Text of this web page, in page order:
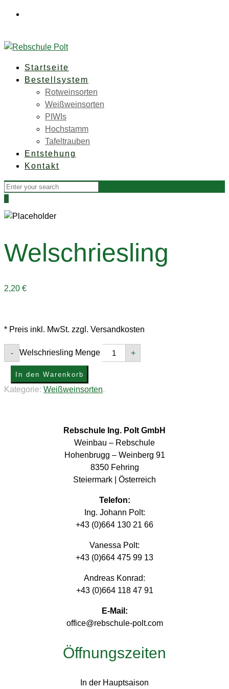
Startseite
Bestellsystem
Rotweinsorten
Weißweinsorten
PIWIs
Hochstamm
Tafeltrauben
Entstehung
Kontakt
0
Welschriesling
2,20 €
* Preis inkl. MwSt. zzgl. Versandkosten
- Welschriesling Menge +
In den Warenkorb
Kategorie: Weißweinsorten.
Rebschule Ing. Polt GmbH
Weinbau – Rebschule
Hohenbrugg – Weinberg 91
8350 Fehring
Steiermark | Österreich
Telefon:
Ing. Johann Polt:
+43 (0)664 130 21 66
Vanessa Polt:
+43 (0)664 475 99 13
Andreas Konrad:
+43 (0)664 118 47 91
E-Mail:
office@rebschule-polt.com
Öffnungszeiten
In der Hauptsaison